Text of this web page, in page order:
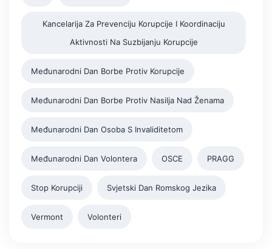
Kancelarija Za Prevenciju Korupcije I Koordinaciju
Aktivnosti Na Suzbijanju Korupcije
Međunarodni Dan Borbe Protiv Korupcije
Međunarodni Dan Borbe Protiv Nasilja Nad Ženama
Međunarodni Dan Osoba S Invaliditetom
Međunarodni Dan Volontera OSCE PRAGG
Stop Korupciji Svjetski Dan Romskog Jezika
Vermont Volonteri